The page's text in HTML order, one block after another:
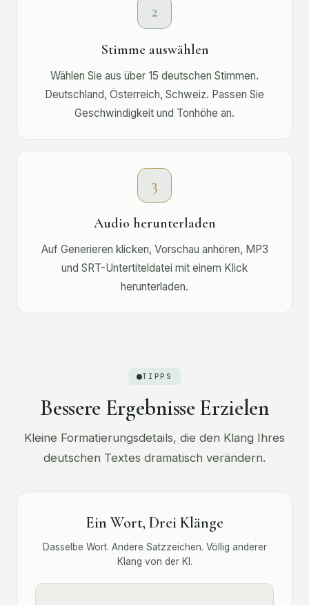
2
Stimme auswählen
Wählen Sie aus über 15 deutschen Stimmen.
Deutschland, Österreich, Schweiz. Passen Sie
Geschwindigkeit und Tonhöhe an.
3
Audio herunterladen
Auf Generieren klicken, Vorschau anhören, MP3
und SRT-Untertiteldatei mit einem Klick
herunterladen.
TIPPS
Bessere Ergebnisse Erzielen
Kleine Formatierungsdetails, die den Klang Ihres
deutschen Textes dramatisch verändern.
Ein Wort, Drei Klänge
Dasselbe Wort. Andere Satzzeichen. Völlig anderer
Klang von der KI.